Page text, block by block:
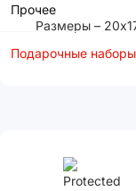
Прочее
Подарочные наборы
Размеры –